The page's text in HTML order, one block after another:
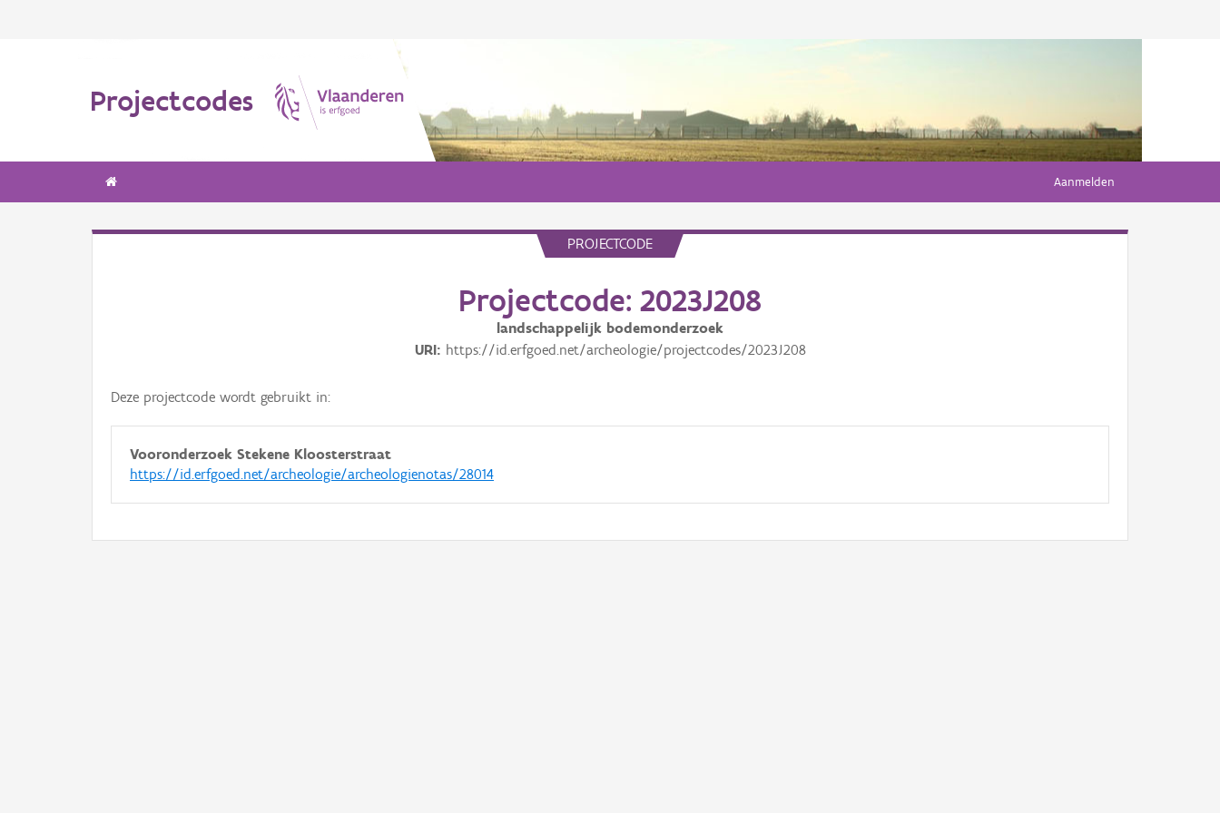
Projectcodes
Aanmelden
PROJECTCODE
Projectcode: 2023J208
landschappelijk bodemonderzoek
URI
https://id.erfgoed.net/archeologie/projectcodes/2023J208
Deze projectcode wordt gebruikt in:
Vooronderzoek Stekene Kloosterstraat
https://id.erfgoed.net/archeologie/archeologienotas/28014